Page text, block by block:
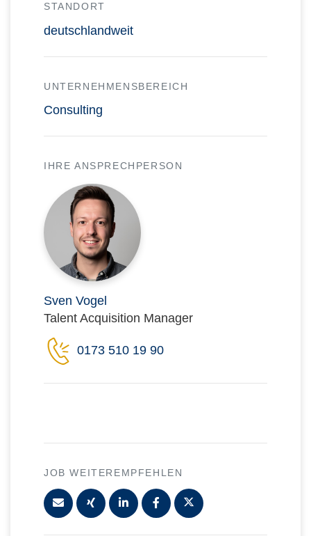
STANDORT
deutschlandweit
UNTERNEHMENSBEREICH
Consulting
IHRE ANSPRECHPERSON
Sven Vogel
Talent Acquisition Manager
0173 510 19 90
JOB WEITEREMPFEHLEN